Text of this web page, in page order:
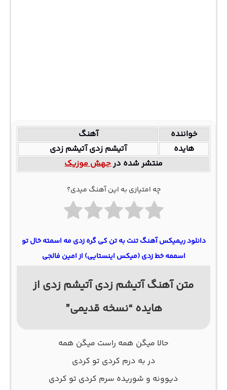
خواننده
آهنگ
هایده
آتیشم زدی آتیشم زدی
منتشر شده درجهش موزیک
چه امتیازی به این آهنگ میدی؟
دانلود ریمیکس آهنگ تنت به تن کی گره زدی مه اسمته خال تو
اسممه خط زدی (میکس اینستایی) از امین فالجی
متن آهنگ آتیشم زدی آتیشم زدی از
هایده “نسخه قدیمی”
حالا میگن همه راست میگن همه
در به درم کردی تو کردی
دیوونه و شوریده سرم کردی تو کردی